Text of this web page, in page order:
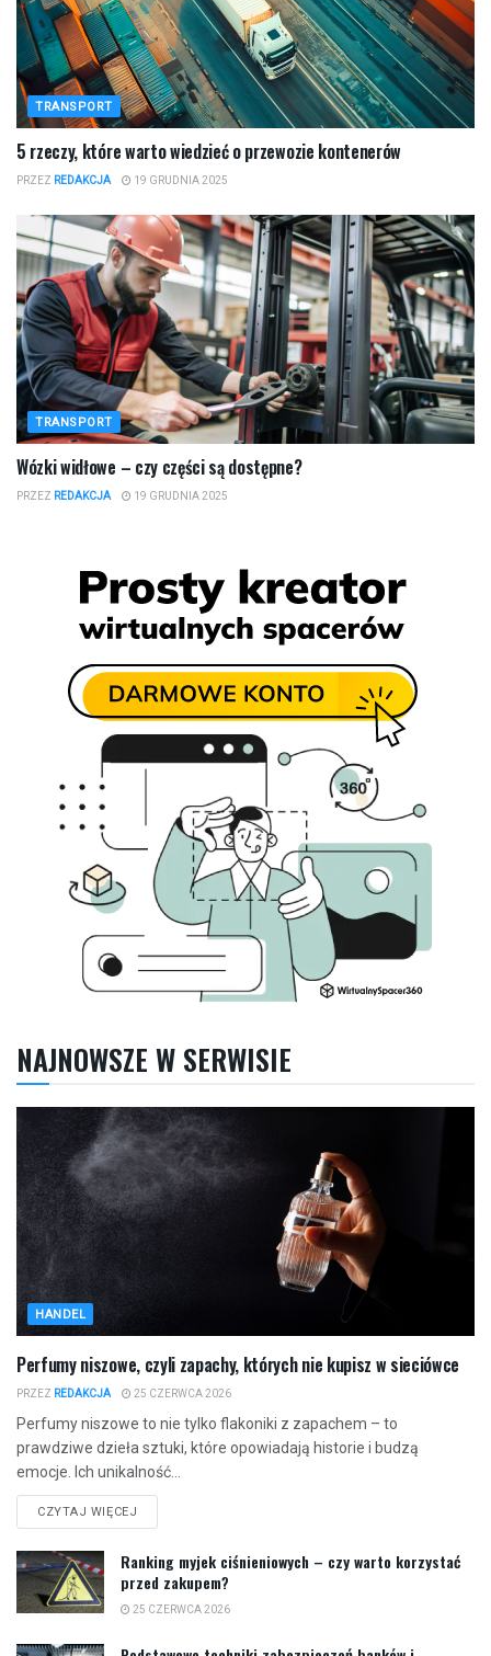
TRANSPORT
​5 rzeczy, które warto wiedzieć o przewozie kontenerów
PRZEZ REDAKCJA 19 GRUDNIA 2025
TRANSPORT
Wózki widłowe – czy części są dostępne?
PRZEZ REDAKCJA 19 GRUDNIA 2025
NAJNOWSZE W SERWISIE
HANDEL
Perfumy niszowe, czyli zapachy, których nie kupisz w sieciówce
PRZEZ REDAKCJA 25 CZERWCA 2026
Perfumy niszowe to nie tylko flakoniki z zapachem – to
prawdziwe dzieła sztuki, które opowiadają historie i budzą
emocje. Ich unikalność...
CZYTAJ WIĘCEJ
Ranking myjek ciśnieniowych – czy warto korzystać
przed zakupem?
25 CZERWCA 2026